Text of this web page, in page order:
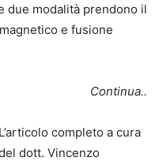
due modalità prendono il
e fusione
Continua..
L’articolo completo a cura
dott. Vincenzo